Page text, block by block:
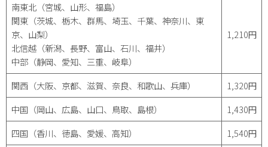
南東北（宮城、山形、福島）
関東（茨城、栃木、群馬、埼玉、千葉、神奈川、東
京、山梨）
北信越（新潟、長野、富山、石川、福井）
中部（静岡、愛知、三重、岐阜）
1,210円
関西（大阪、京都、滋賀、奈良、和歌山、兵庫）
1,320円
中国（岡山、広島、山口、鳥取、島根）
1,430円
四国（香川、徳島、愛媛、高知）
1,540円